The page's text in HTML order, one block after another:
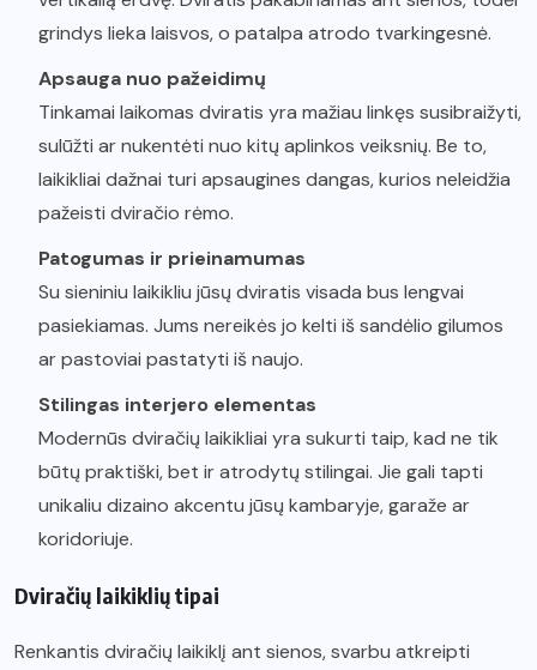
grindys lieka laisvos, o patalpa atrodo tvarkingesnė.
Apsauga nuo pažeidimų
Tinkamai laikomas dviratis yra mažiau linkęs susibraižyti,
sulūžti ar nukentėti nuo kitų aplinkos veiksnių. Be to,
laikikliai dažnai turi apsaugines dangas, kurios neleidžia
pažeisti dviračio rėmo.
Patogumas ir prieinamumas
Su sieniniu laikikliu jūsų dviratis visada bus lengvai
pasiekiamas. Jums nereikės jo kelti iš sandėlio gilumos
ar pastoviai pastatyti iš naujo.
Stilingas interjero elementas
Modernūs dviračių laikikliai yra sukurti taip, kad ne tik
būtų praktiški, bet ir atrodytų stilingai. Jie gali tapti
unikaliu dizaino akcentu jūsų kambaryje, garaže ar
koridoriuje.
Dviračių laikiklių tipai
Renkantis dviračių laikiklį ant sienos, svarbu atkreipti